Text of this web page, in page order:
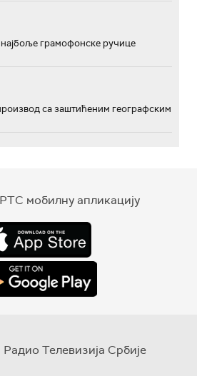
грамофонске ручице
са заштићеним географским
мобилну апликацију
Радио Телевизија Србије